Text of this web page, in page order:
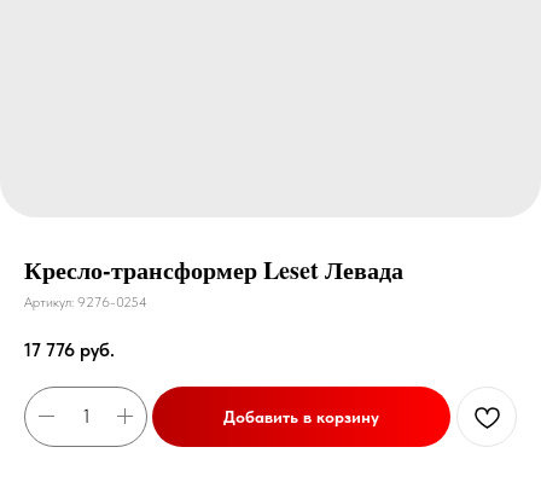
Кресло-трансформер Leset Левада
Артикул: 9276-0254
17 776 руб.
Добавить в корзину